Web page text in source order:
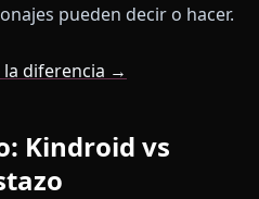
pueden decir o hacer.
la diferencia →
Kindroid vs